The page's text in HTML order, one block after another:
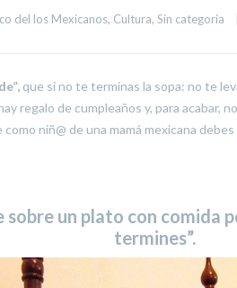
del los Mexicanos, Cultura, Sin categoría
que si no te terminas la sopa: no te
regalo de cumpleaños y, para acabar,
niñ@ de una mamá mexicana
sobre un plato con comida
termines”.